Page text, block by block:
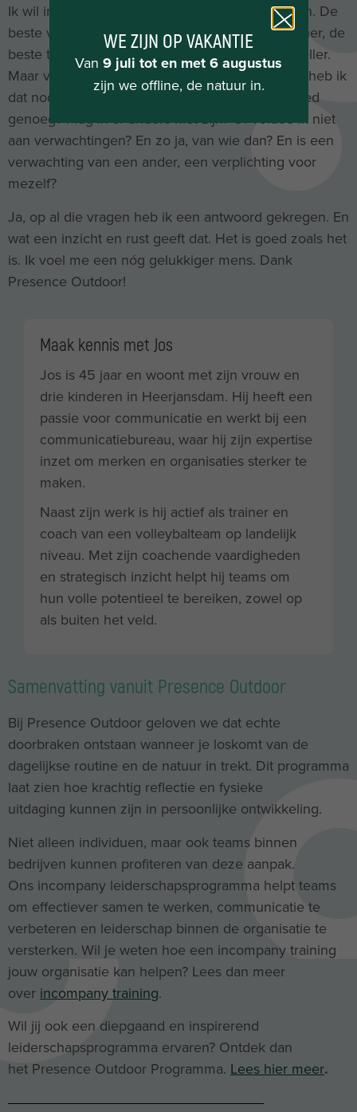
Ik wil in alles de beste zijn. Het hoogste bereiken. De
beste vader, de beste in mijn vak, de beste partner, de
beste trainer/coach in de sport. Meer, hoger, sneller.
Maar van wie moet ik dat? En waarom? Waarom heb ik
dat nodig om dat na te streven? Is goed, niet goed
genoeg? Mag ik er anders niet zijn? Of voldoe ik niet
aan verwachtingen? En zo ja, van wie dan? En is een
verwachting van een ander, een verplichting voor
mezelf?
Ja, op al die vragen heb ik een antwoord gekregen. En
wat een inzicht en rust geeft dat. Het is goed zoals het
is. Ik voel me een nóg gelukkiger mens. Dank
Presence Outdoor!
Maak kennis met Jos
Jos is 45 jaar en woont met zijn vrouw en
drie kinderen in Heerjansdam. Hij heeft een
passie voor communicatie en werkt bij een
communicatiebureau, waar hij zijn expertise
inzet om merken en organisaties sterker te
maken.
Naast zijn werk is hij actief als trainer en
coach van een volleybalteam op landelijk
niveau. Met zijn coachende vaardigheden
en strategisch inzicht helpt hij teams om
hun volle potentieel te bereiken, zowel op
als buiten het veld.
Samenvatting vanuit Presence Outdoor
Bij Presence Outdoor geloven we dat echte
doorbraken ontstaan wanneer je loskomt van de
dagelijkse routine en de natuur in trekt. Dit programma
laat zien hoe krachtig reflectie en fysieke
uitdaging kunnen zijn in persoonlijke ontwikkeling.
Niet alleen individuen, maar ook teams binnen
bedrijven kunnen profiteren van deze aanpak.
Ons incompany leiderschapsprogramma helpt teams
om effectiever samen te werken, communicatie te
verbeteren en leiderschap binnen de organisatie te
versterken. Wil je weten hoe een incompany training
jouw organisatie kan helpen? Lees dan meer
over incompany training.
Wil jij ook een diepgaand en inspirerend
leiderschapsprogramma ervaren? Ontdek dan
het Presence Outdoor Programma. Lees hier meer.
WE ZIJN OP VAKANTIE
Van 9 juli tot en met 6 augustus
zijn we offline, de natuur in.